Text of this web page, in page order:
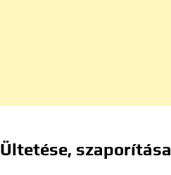
Ültetése, szaporítása